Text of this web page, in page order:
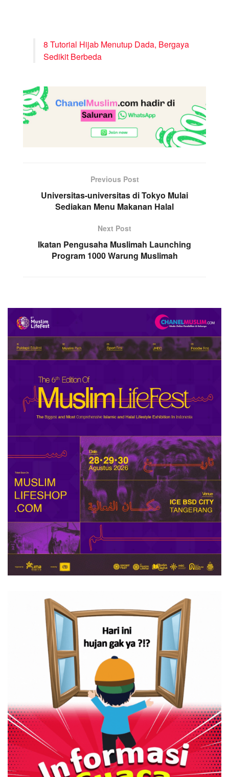
8 Tutorial Hijab Menutup Dada, Bergaya
Sedikit Berbeda
Previous Post
Universitas-universitas di Tokyo Mulai
Sediakan Menu Makanan Halal
Next Post
Ikatan Pengusaha Muslimah Launching
Program 1000 Warung Muslimah